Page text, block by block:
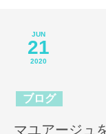
JUN
21
2020
ブログ
マユアージュ